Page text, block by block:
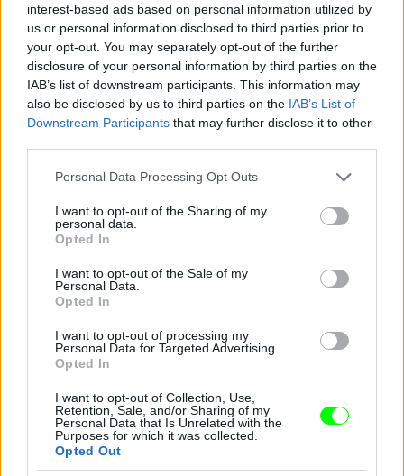
interest-based ads based on personal information utilized by
us or personal information disclosed to third parties prior to
your opt-out. You may separately opt-out of the further
disclosure of your personal information by third parties on the
IAB’s list of downstream participants. This information may
also be disclosed by us to third parties on the IAB’s List of
Downstream Participants that may further disclose it to other
Please note that this website/app uses one or more Google
not limited to your visit or usage behaviour. You may click to
grant or deny consent to Google and its third-party tags to
use your data for below specified purposes in below Google
consent section.
Personal Data Processing Opt Outs
I want to opt-out of the Sharing of my
personal data.
Opted In
I want to opt-out of the Sale of my
Personal Data.
Opted In
I want to opt-out of processing my
Personal Data for Targeted Advertising.
Opted In
I want to opt-out of Collection, Use,
Retention, Sale, and/or Sharing of my
Personal Data that Is Unrelated with the
Purposes for which it was collected.
Opted Out
Ashley Graham nagyon csinos volt az SI New York-i
buliján.